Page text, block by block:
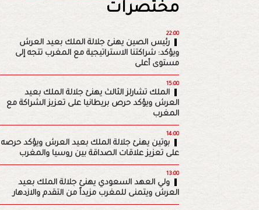
مختصرات
22:00
رئيس الصين يهنئ جلالة الملك بعيد العرش
ويؤكد: شراكتنا الاستراتيجية مع المغرب تتجه إلى
مستوى أعلى
15:00
الملك تشارلز الثالث يهنئ جلالة الملك بعيد
العرش ويؤكد حرص بريطانيا على تعزيز الشراكة مع
المغرب
14:00
بوتين يهنئ جلالة الملك بعيد العرش ويؤكد حرصه
على تعزيز علاقات الصداقة بين روسيا والمغرب
13:00
ولي العهد السعودي يهنئ جلالة الملك بعيد
العرش ويتمنى للمغرب مزيداً من التقدم والازدهار